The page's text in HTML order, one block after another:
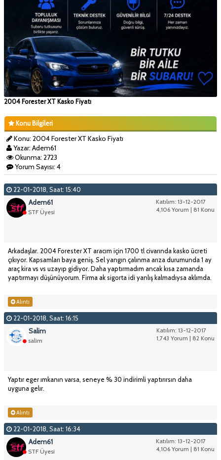
2004 Forester XT Kasko Fiyatı
Konu Bilgileri
Konu: 2004 Forester XT Kasko Fiyatı
Yazar: Adem61
Okunma: 2723
Yorum Sayısı: 4
22-01-2018, Saat: 15:40
Katılım: 13-12-2017
4,106 Yorum | 81 Konu
Adem61
STF Üyesi
Arkadaşlar. 2004 Forester XT aracım için 1700 tl civarında kasko ücreti
çıkıyor. Kapsamları baya geniş. Sel yangın çalınma arıza durumunda 1 ay
araç kira vs vs uzayıp gidiyor. Daha yaptırmadım ancak kısa zamanda
yaptırmayı düşünüyorum. Firma ak sigorta idi yanlış kalmadıysa aklımda.
Alıntı
22-01-2018, Saat: 16:15
Katılım: 13-12-2017
1,743 Yorum | 82 Konu
Salim
salim
Yaptır eger ımkanın varsa, seneye % 30 indirimli yaptırırsın daha
uyguna gelır.
Alıntı
22-01-2018, Saat: 16:34
Katılım: 13-12-2017
4,106 Yorum | 81 Konu
Adem61
STF Üyesi